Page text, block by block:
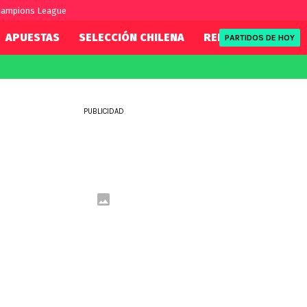
League
APUESTAS SELECCIÓN CHILENA REDSPORT
PARTIDOS DE HOY
PUBLICIDAD